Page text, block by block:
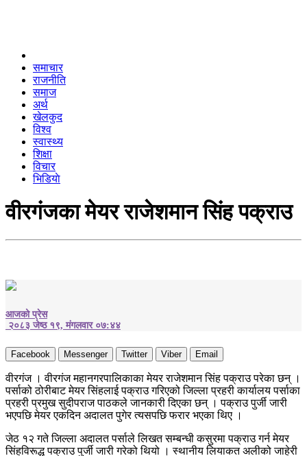
समाचार
राजनीति
समाज
अर्थ
खेलकुद
विश्व
स्वास्थ्य
शिक्षा
विचार
भिडियाे
वीरगंजका मेयर राजेशमान सिंह पक्राउ
आजको प्रेस
२०८३ जेष्ठ १९, मंगलवार ०७:४४
Facebook Messenger Twitter Viber Email
वीरगंज । वीरगंज महानगरपालिकाका मेयर राजेशमान सिंह पक्राउ परेका छन् ।
पर्साको ठोरीबाट मेयर सिंहलाई पक्राउ गरिएको जिल्ला प्रहरी कार्यालय पर्साका
प्रहरी प्रमुख सुदीपराज पाठकले जानकारी दिएका छन् । पक्राउ पुर्जी जारी
भएपछि मेयर एकदिन अदालत पुगेर त्यसपछि फरार भएका थिए ।
जेठ १२ गते जिल्ला अदालत पर्साले लिखत सम्बन्धी कसुरमा पक्राउ गर्न मेयर
सिंहविरूद्ध पक्राउ पुर्जी जारी गरेको थियो । स्थानीय लियाकत अलीको जाहेरी